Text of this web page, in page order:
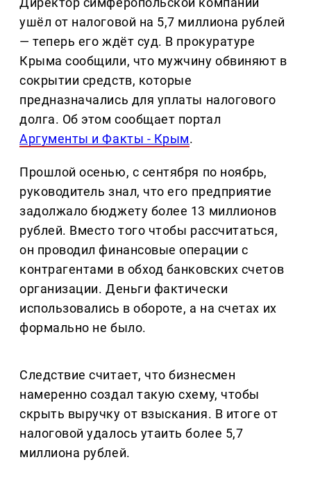
ушёл от налоговой на 5,7 миллиона рублей
— теперь его ждёт суд. В прокуратуре
Крыма сообщили, что мужчину обвиняют в
сокрытии средств, которые
предназначались для уплаты налогового
долга. Об этом сообщает портал
Аргументы и Факты - Крым.
Прошлой осенью, с сентября по ноябрь,
руководитель знал, что его предприятие
задолжало бюджету более 13 миллионов
рублей. Вместо того чтобы рассчитаться,
он проводил финансовые операции с
контрагентами в обход банковских счетов
организации. Деньги фактически
использовались в обороте, а на счетах их
формально не было.
Следствие считает, что бизнесмен
намеренно создал такую схему, чтобы
скрыть выручку от взыскания. В итоге от
налоговой удалось утаить более 5,7
миллиона рублей.